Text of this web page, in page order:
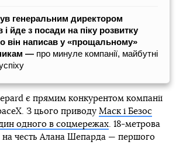
генеральним директором
і йде з посади на піку розвитку
він написав у «прощальному»
— про минуле компанії, майбутні
є прямим конкурентом компанії
З цього приводу Маск і Безос
одного в соцмережах. 18-метрова
на честь Алана Шепарда — першого